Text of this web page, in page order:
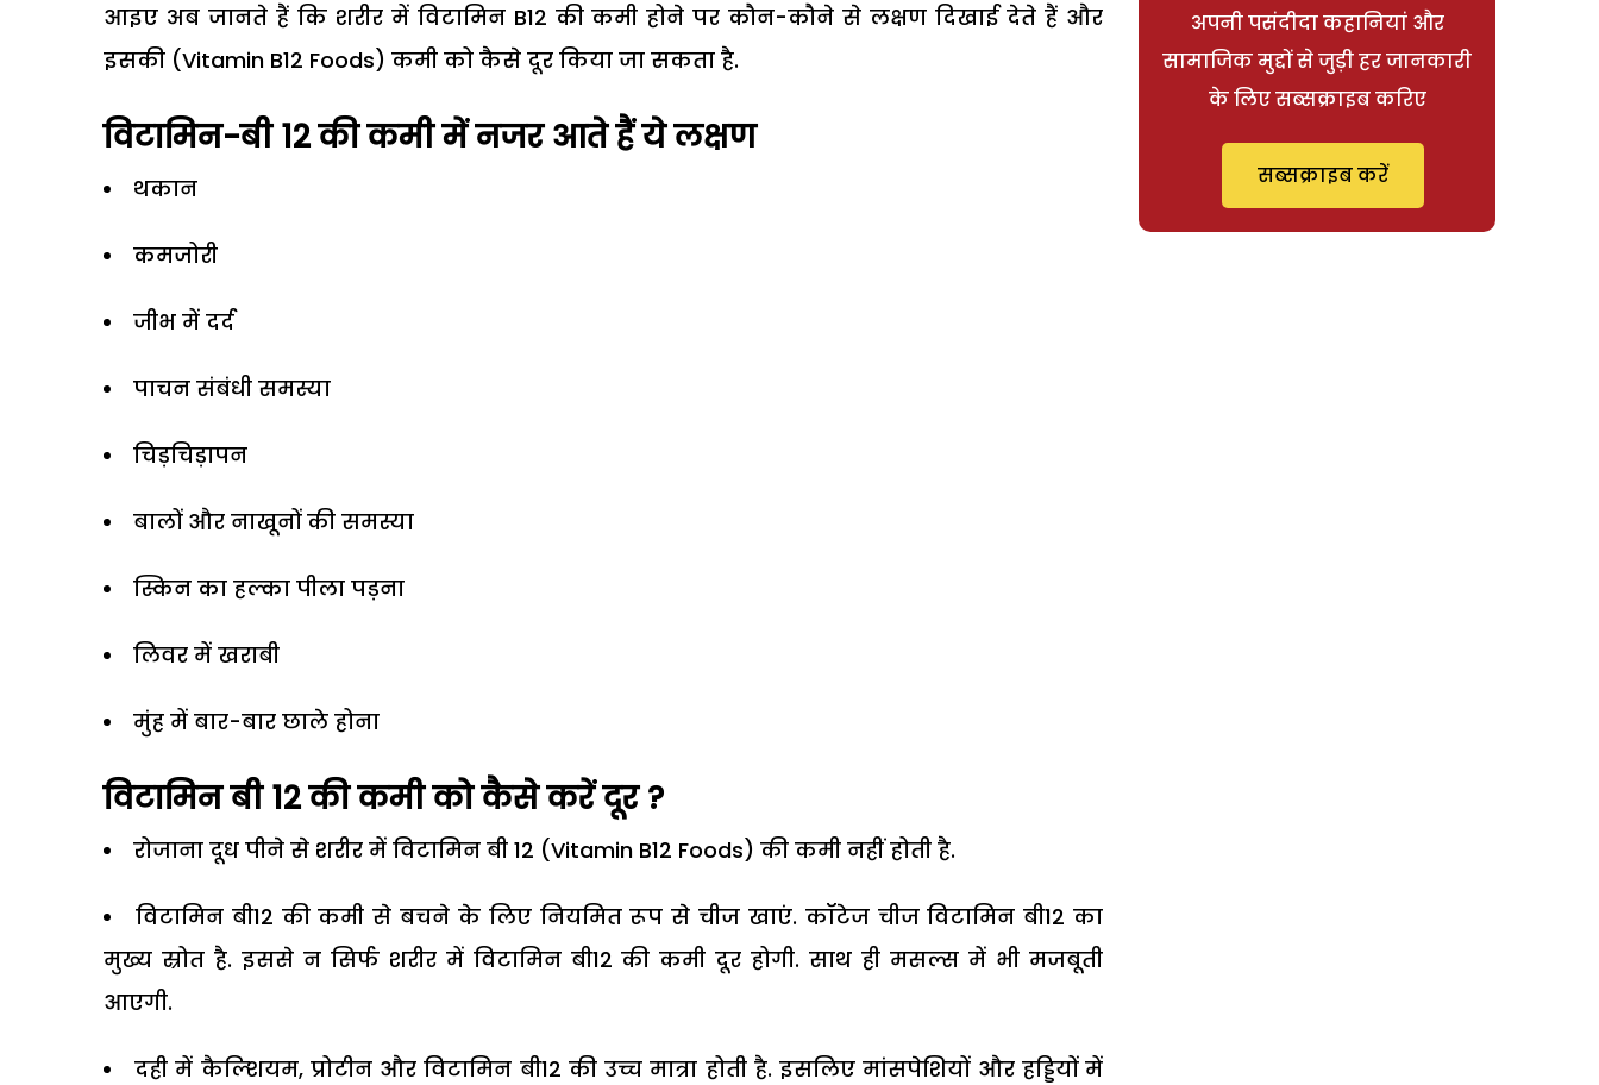
आइए अब जानते हैं कि शरीर में विटामिन B12 की कमी होने पर कौन-कौने से लक्षण दिखाई देते हैं और
इसकी (Vitamin B12 Foods) कमी को कैसे दूर किया जा सकता है.
विटामिन-बी 12 की कमी में नजर आते हैं ये लक्षण
थकान
कमजोरी
जीभ में दर्द
पाचन संबंधी समस्या
चिड़चिड़ापन
बालों और नाखूनों की समस्या
स्किन का हल्का पीला पड़ना
लिवर में खराबी
मुंह में बार-बार छाले होना
विटामिन बी 12 की कमी को कैसे करें दूर ?
रोजाना दूध पीने से शरीर में विटामिन बी 12 (Vitamin B12 Foods) की कमी नहीं होती है.
विटामिन बी12 की कमी से बचने के लिए नियमित रूप से चीज खाएं. कॉटेज चीज विटामिन बी12 का
मुख्य स्रोत है. इससे न सिर्फ शरीर में विटामिन बी12 की कमी दूर होगी. साथ ही मसल्स में भी मजबूती
आएगी.
दही में कैल्शियम, प्रोटीन और विटामिन बी12 की उच्च मात्रा होती है. इसलिए मांसपेशियों और हड्डियों में
अपनी पसंदीदा कहानियां और
सामाजिक मुद्दों से जुड़ी हर जानकारी
के लिए सब्सक्राइब करिए
सब्सक्राइब करें